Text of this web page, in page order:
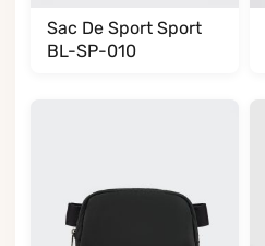
Sac De Sport Sport
BL-SP-010